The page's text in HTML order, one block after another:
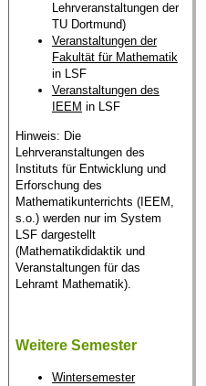
Lehrveranstaltungen der
TU Dortmund)
Veranstaltungen der
Fakultät für Mathematik
in LSF
Veranstaltungen des
IEEM in LSF
Hinweis: Die
Lehrveranstaltungen des
Instituts für Entwicklung und
Erforschung des
Mathematikunterrichts (IEEM,
s.o.) werden nur im System
LSF dargestellt
(Mathematikdidaktik und
Veranstaltungen für das
Lehramt Mathematik).
Weitere Semester
Wintersemester